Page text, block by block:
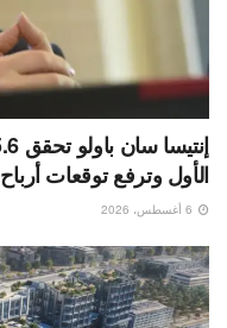
الأول وترفع توقعات أرباح 2026